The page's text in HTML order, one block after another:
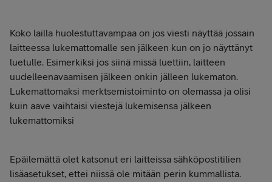
Koko lailla huolestuttavampaa on jos viesti näyttää jossain
laitteessa lukemattomalle sen jälkeen kun on jo näyttänyt
luetulle. Esimerkiksi jos siinä missä luettiin, laitteen
uudelleenavaamisen jälkeen onkin jälleen lukematon.
Lukemattomaksi merktsemistoiminto on olemassa ja olisi
kuin aave vaihtaisi viestejä lukemisensa jälkeen
lukemattomiksi
Epäilemättä olet katsonut eri laitteissa sähköpostitilien
lisäasetukset, ettei niissä ole mitään perin kummallista.